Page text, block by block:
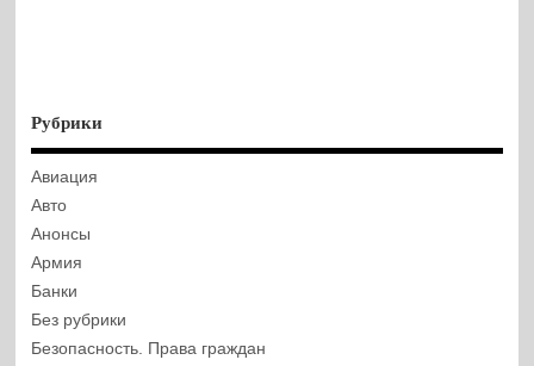
Рубрики
Авиация
Авто
Анонсы
Армия
Банки
Без рубрики
Безопасность. Права граждан